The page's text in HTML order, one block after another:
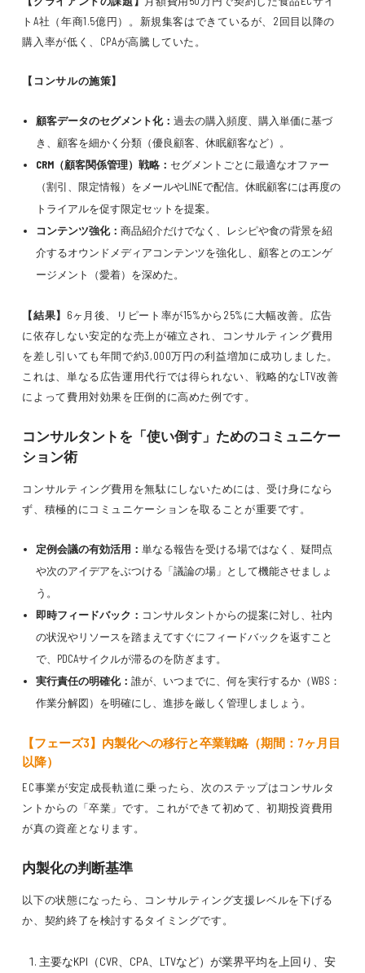
トA社（年商1.5億円）。新規集客はできているが、2回目以降の
購入率が低く、CPAが高騰していた。
【コンサルの施策】
顧客データのセグメント化： 過去の購入頻度、購入単価に基づ
き、顧客を細かく分類（優良顧客、休眠顧客など）。
CRM（顧客関係管理）戦略： セグメントごとに最適なオファー
（割引、限定情報）をメールやLINEで配信。休眠顧客には再度の
トライアルを促す限定セットを提案。
コンテンツ強化： 商品紹介だけでなく、レシピや食の背景を紹
介するオウンドメディアコンテンツを強化し、顧客とのエンゲ
ージメント（愛着）を深めた。
【結果】 6ヶ月後、リピート率が15%から25%に大幅改善。広告
に依存しない安定的な売上が確立され、コンサルティング費用
を差し引いても年間で約3,000万円の利益増加に成功しました。
これは、単なる広告運用代行では得られない、戦略的なLTV改善
によって費用対効果を圧倒的に高めた例です。
コンサルタントを「使い倒す」ためのコミュニケー
ション術
コンサルティング費用を無駄にしないためには、受け身になら
ず、積極的にコミュニケーションを取ることが重要です。
定例会議の有効活用： 単なる報告を受ける場ではなく、疑問点
や次のアイデアをぶつける「議論の場」として機能させましょ
う。
即時フィードバック： コンサルタントからの提案に対し、社内
の状況やリソースを踏まえてすぐにフィードバックを返すこと
で、PDCAサイクルが滞るのを防ぎます。
実行責任の明確化： 誰が、いつまでに、何を実行するか（WBS：
作業分解図）を明確にし、進捗を厳しく管理しましょう。
【フェーズ3】内製化への移行と卒業戦略（期間：7ヶ月目
以降）
EC事業が安定成長軌道に乗ったら、次のステップはコンサルタ
ントからの「卒業」です。これができて初めて、初期投資費用
が真の資産となります。
内製化の判断基準
以下の状態になったら、コンサルティング支援レベルを下げる
か、契約終了を検討するタイミングです。
主要なKPI（CVR、CPA、LTVなど）が業界平均を上回り、安